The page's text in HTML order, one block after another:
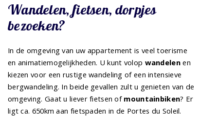
Wandelen, fietsen, dorpjes
bezoeken?
In de omgeving van uw appartement is veel toerisme
en animatiemogelijkheden. U kunt volop wandelenen
kiezen voor een rustige wandeling of een intensieve
bergwandeling. In beide gevallen zult u genieten van de
omgeving. Gaat u liever fietsen of mountainbiken? Er
ligt ca. 650km aan fietspaden in de Portes du Soleil.